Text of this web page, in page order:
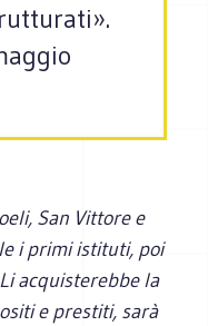
San Vittore e
i primi istituti, poi
acquisterebbe la
e prestiti, sarà